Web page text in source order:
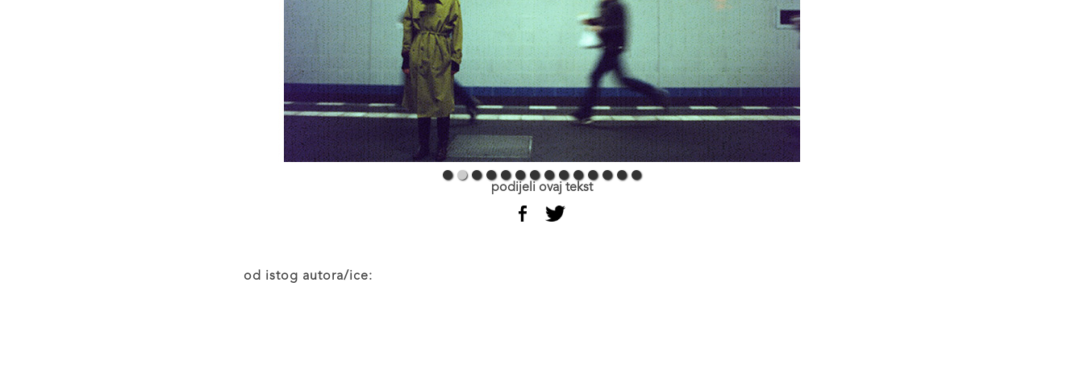
podijeli ovaj tekst
od istog autora/ice: